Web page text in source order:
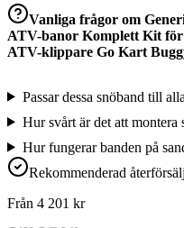
Vanliga frågor om
ATV-banor Komplett Kit
ATV-klippare Go Kart
Passar dessa snöband till
Hur svårt är det att montera
Hur fungerar banden på
Rekommenderad
Från 4 201 kr